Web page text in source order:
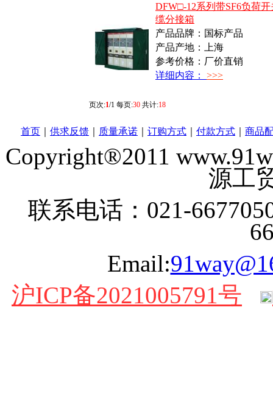
DFW□-12系列带SF6负荷开
缆分接箱
产品品牌：国标产品
产品产地：上海
参考价格：厂价直销
详细内容： >>>
页次:1/1 每页:30 共计:18
首页 供求反馈 质量承诺 订购方式 付款方式 商品
Copyright®2011
源工
联系电话：021-
Email:
沪ICP备2021005791号